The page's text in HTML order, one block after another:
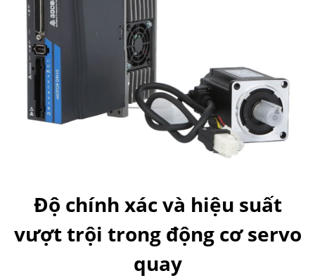
Độ chính xác và hiệu suất
vượt trội trong động cơ servo
quay